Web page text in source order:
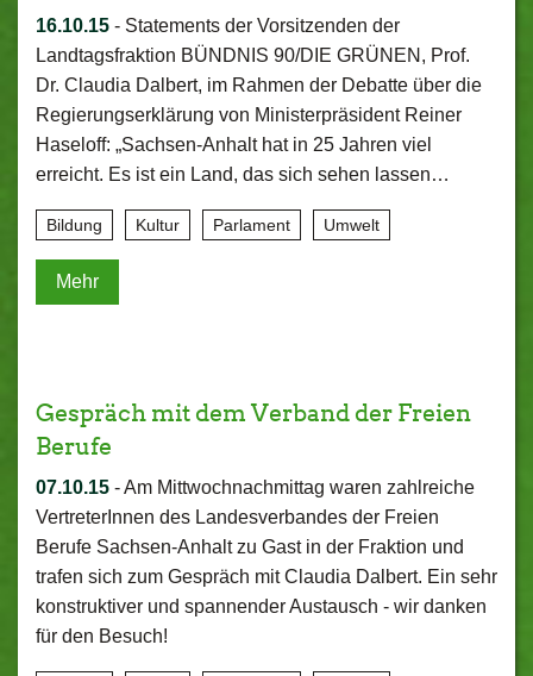
16.10.15 - Statements der Vorsitzenden der
Landtagsfraktion BÜNDNIS 90/DIE GRÜNEN, Prof.
Dr. Claudia Dalbert, im Rahmen der Debatte über die
Regierungserklärung von Ministerpräsident Reiner
Haseloff: „Sachsen-Anhalt hat in 25 Jahren viel
erreicht. Es ist ein Land, das sich sehen lassen…
Bildung Kultur Parlament Umwelt
Mehr
Gespräch mit dem Verband der Freien
Berufe
07.10.15 -Am Mittwochnachmittag waren zahlreiche
VertreterInnen des Landesverbandes der Freien
Berufe Sachsen-Anhalt zu Gast in der Fraktion und
trafen sich zum Gespräch mit Claudia Dalbert. Ein sehr
konstruktiver und spannender Austausch - wir danken
für den Besuch!